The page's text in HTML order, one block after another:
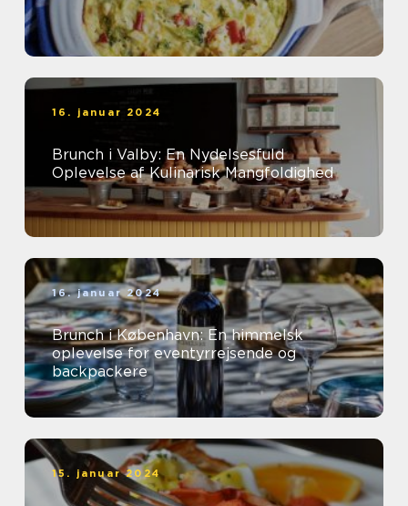
16. januar 2024
Brunch i Valby: En Nydelsesfuld
Oplevelse af Kulinarisk Mangfoldighed
16. januar 2024
Brunch i København: En himmelsk
oplevelse for eventyrrejsende og
backpackere
15. januar 2024